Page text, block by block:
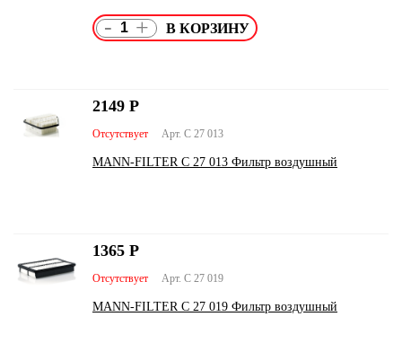
- +
Арт. C 27 013
Отсутствует
MANN-FILTER C 27 013 Фильтр воздушный
2149 Р
Арт. C 27 019
Отсутствует
MANN-FILTER C 27 019 Фильтр воздушный
1365 Р